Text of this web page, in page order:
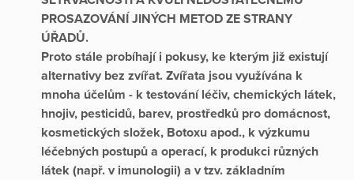
PROSAZOVÁNÍ JINÝCH METOD ZE STRANY
ÚŘADŮ.
Proto stále probíhají i pokusy, ke kterým již existují
alternativy bez zvířat. Zvířata jsou využívána k
mnoha účelům - k testování léčiv, chemických látek,
hnojiv, pesticidů, barev, prostředků pro domácnost,
kosmetických složek, Botoxu apod., k výzkumu
léčebných postupů a operací, k produkci různých
látek (např. v imunologii) a v tzv. základním